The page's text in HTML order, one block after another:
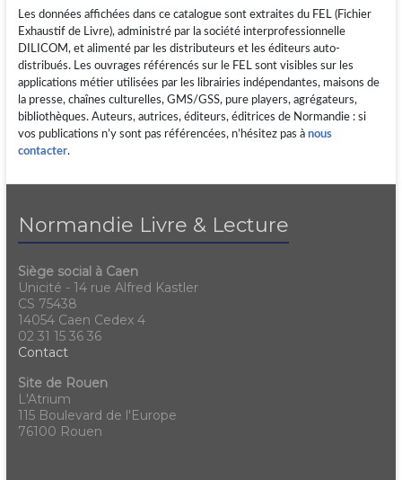
Les données affichées dans ce catalogue sont extraites du FEL (Fichier
Exhaustif de Livre), administré par la société interprofessionnelle
DILICOM, et alimenté par les distributeurs et les éditeurs auto-
distribués. Les ouvrages référencés sur le FEL sont visibles sur les
applications métier utilisées par les librairies indépendantes, maisons de
la presse, chaînes culturelles, GMS/GSS, pure players, agrégateurs,
bibliothèques. Auteurs, autrices, éditeurs, éditrices de Normandie : si
vos publications n’y sont pas référencées, n’hésitez pas à nous
contacter.
Normandie Livre & Lecture
Siège social à Caen
Unicité - 14 rue Alfred Kastler
CS 75438
14054 Caen Cedex 4
02 31 15 36 36
Contact
Site de Rouen
L'Atrium
115 Boulevard de l'Europe
76100 Rouen